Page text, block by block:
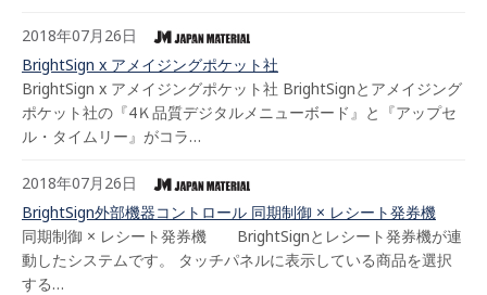
2018年07月26日
BrightSign x アメイジングポケット社
BrightSign x アメイジングポケット社 BrightSignとアメイジング
ポケット社の『4Ｋ品質デジタルメニューボード』と『アップセ
ル・タイムリー』がコラ…
2018年07月26日
BrightSign外部機器コントロール 同期制御 × レシート発券機
同期制御 × レシート発券機 BrightSignとレシート発券機が連
動したシステムです。 タッチパネルに表示している商品を選択
する…